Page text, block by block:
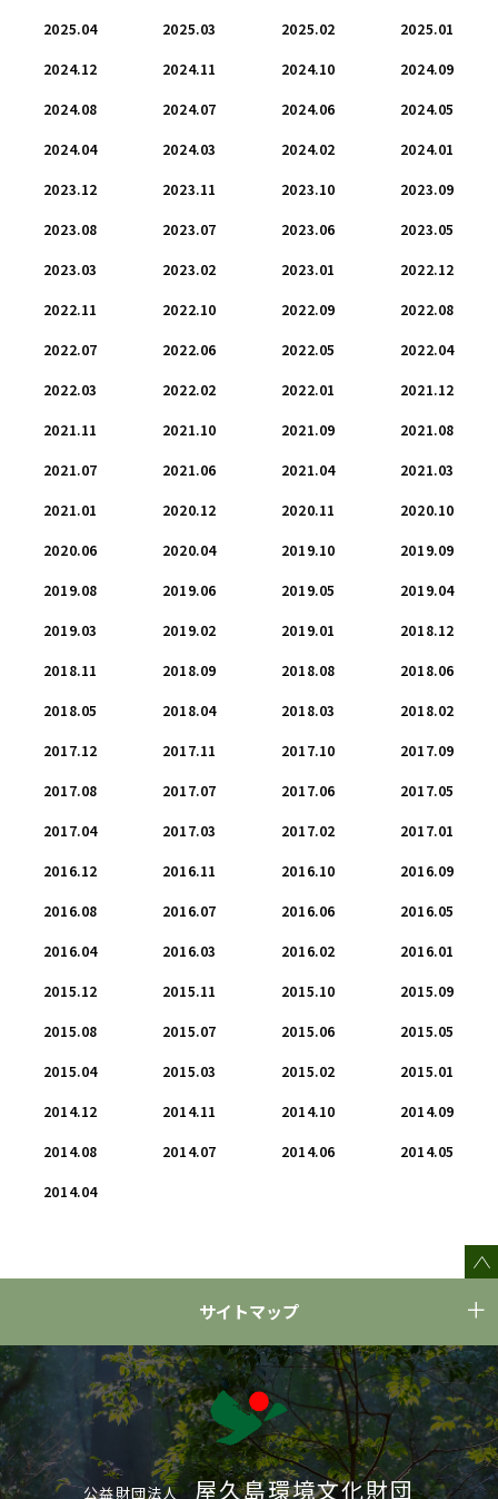
2025.04 2025.03 2025.02 2025.01
2024.12 2024.11 2024.10 2024.09
2024.08 2024.07 2024.06 2024.05
2024.04 2024.03 2024.02 2024.01
2023.12 2023.11 2023.10 2023.09
2023.08 2023.07 2023.06 2023.05
2023.03 2023.02 2023.01 2022.12
2022.11 2022.10 2022.09 2022.08
2022.07 2022.06 2022.05 2022.04
2022.03 2022.02 2022.01 2021.12
2021.11 2021.10 2021.09 2021.08
2021.07 2021.06 2021.04 2021.03
2021.01 2020.12 2020.11 2020.10
2020.06 2020.04 2019.10 2019.09
2019.08 2019.06 2019.05 2019.04
2019.03 2019.02 2019.01 2018.12
2018.11 2018.09 2018.08 2018.06
2018.05 2018.04 2018.03 2018.02
2017.12 2017.11 2017.10 2017.09
2017.08 2017.07 2017.06 2017.05
2017.04 2017.03 2017.02 2017.01
2016.12 2016.11 2016.10 2016.09
2016.08 2016.07 2016.06 2016.05
2016.04 2016.03 2016.02 2016.01
2015.12 2015.11 2015.10 2015.09
2015.08 2015.07 2015.06 2015.05
2015.04 2015.03 2015.02 2015.01
2014.12 2014.11 2014.10 2014.09
2014.08 2014.07 2014.06 2014.05
2014.04
サイトマップ
公益財団法人 屋久島環境文化財団